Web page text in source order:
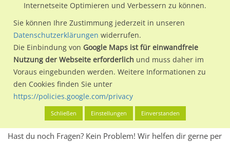
2/Königstr/WE lksim Ortsteil Innenstadt)in Gütersloh, Stadt.
Wir erheben für jede unserer Werbeflächen individuelle und
aktuelleStandortinformationenundLeistungswerte
kannst du dich schon vor der Buchung im Detail über den
Standort, seine Reichweite und Werbewirkung sowie
eventuelle Beschränkungen in den zugelassenen
Werbeinhalten informieren.
Alles klar? Dann findest du direkt im unteren Teil dieser Seite
Buchungdes Standorts.
Hast du noch Fragen? Kein Problem! Wir helfen dir gerne per
Internetseite Optimieren und Verbessern zu können.
Sie können Ihre Zustimmung jederzeit in unseren
Datenschutzerklärungen widerrufen.
Die Einbindung von Google Maps ist für einwandfreie
Nutzung der Webseite erforderlich und muss daher im
Voraus eingebunden werden. Weitere Informationen zu
den Cookies finden Sie unter
https://policies.google.com/privacy
Schließen Einstellungen Einverstanden